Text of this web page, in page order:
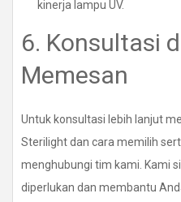
kinerja lampu UV.
6. Konsultasi
Memesan
Untuk konsultasi lebih lanjut
Sterilight dan cara memilih
menghubungi tim kami. Kami
diperlukan dan membantu